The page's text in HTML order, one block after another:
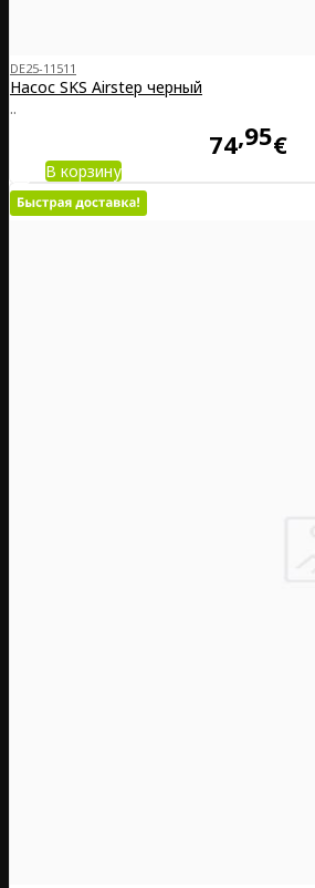
DE25-11511
Насос SKS Airstep черный
..
74 95€
В корзину